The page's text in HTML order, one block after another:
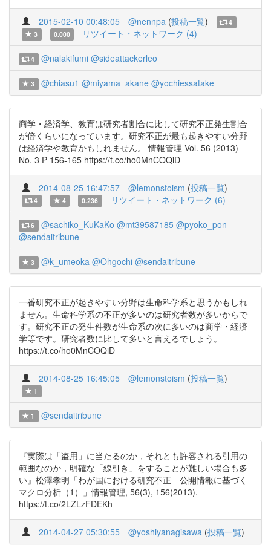
2015-02-10 00:48:05 @nennpa (投稿一覧)
4
3
0.000 リツイート・ネットワーク (4)
4 @nalakifumi @sideattackerleo
3 @chiasu1 @miyama_akane @yochiessatake
商学・経済学、教育は研究者割合に比して研究不正発生割合
が倍くらいになっています。研究不正が最も起きやすい分野
は経済学や教育かもしれません。 情報管理 Vol. 56 (2013)
No. 3 P 156-165 https://t.co/ho0MnCOQiD
2014-08-25 16:47:57 @lemonstoism (投稿一覧)
4 4 0.236 リツイート・ネットワーク (6)
6 @sachiko_KuKaKo @mt39587185 @pyoko_pon
@sendaitribune
3 @k_umeoka @Ohgochi @sendaitribune
一番研究不正が起きやすい分野は生命科学系と思うかもしれ
ません。生命科学系の不正が多いのは研究者数が多いからで
す。研究不正の発生件数が生命系の次に多いのは商学・経済
学等です。研究者数に比して多いと言えるでしょう。
https://t.co/ho0MnCOQiD
2014-08-25 16:45:05 @lemonstoism (投稿一覧)
1
1 @sendaitribune
『実際は「盗用」に当たるのか，それとも許容される引用の
範囲なのか，明確な「線引き」をすることが難しい場合も多
い』松澤孝明「わが国における研究不正 公開情報に基づく
マクロ分析（1）」情報管理, 56(3), 156(2013).
https://t.co/2LZLzFDEKh
2014-04-27 05:30:55 @yoshiyanagisawa (投稿一覧)